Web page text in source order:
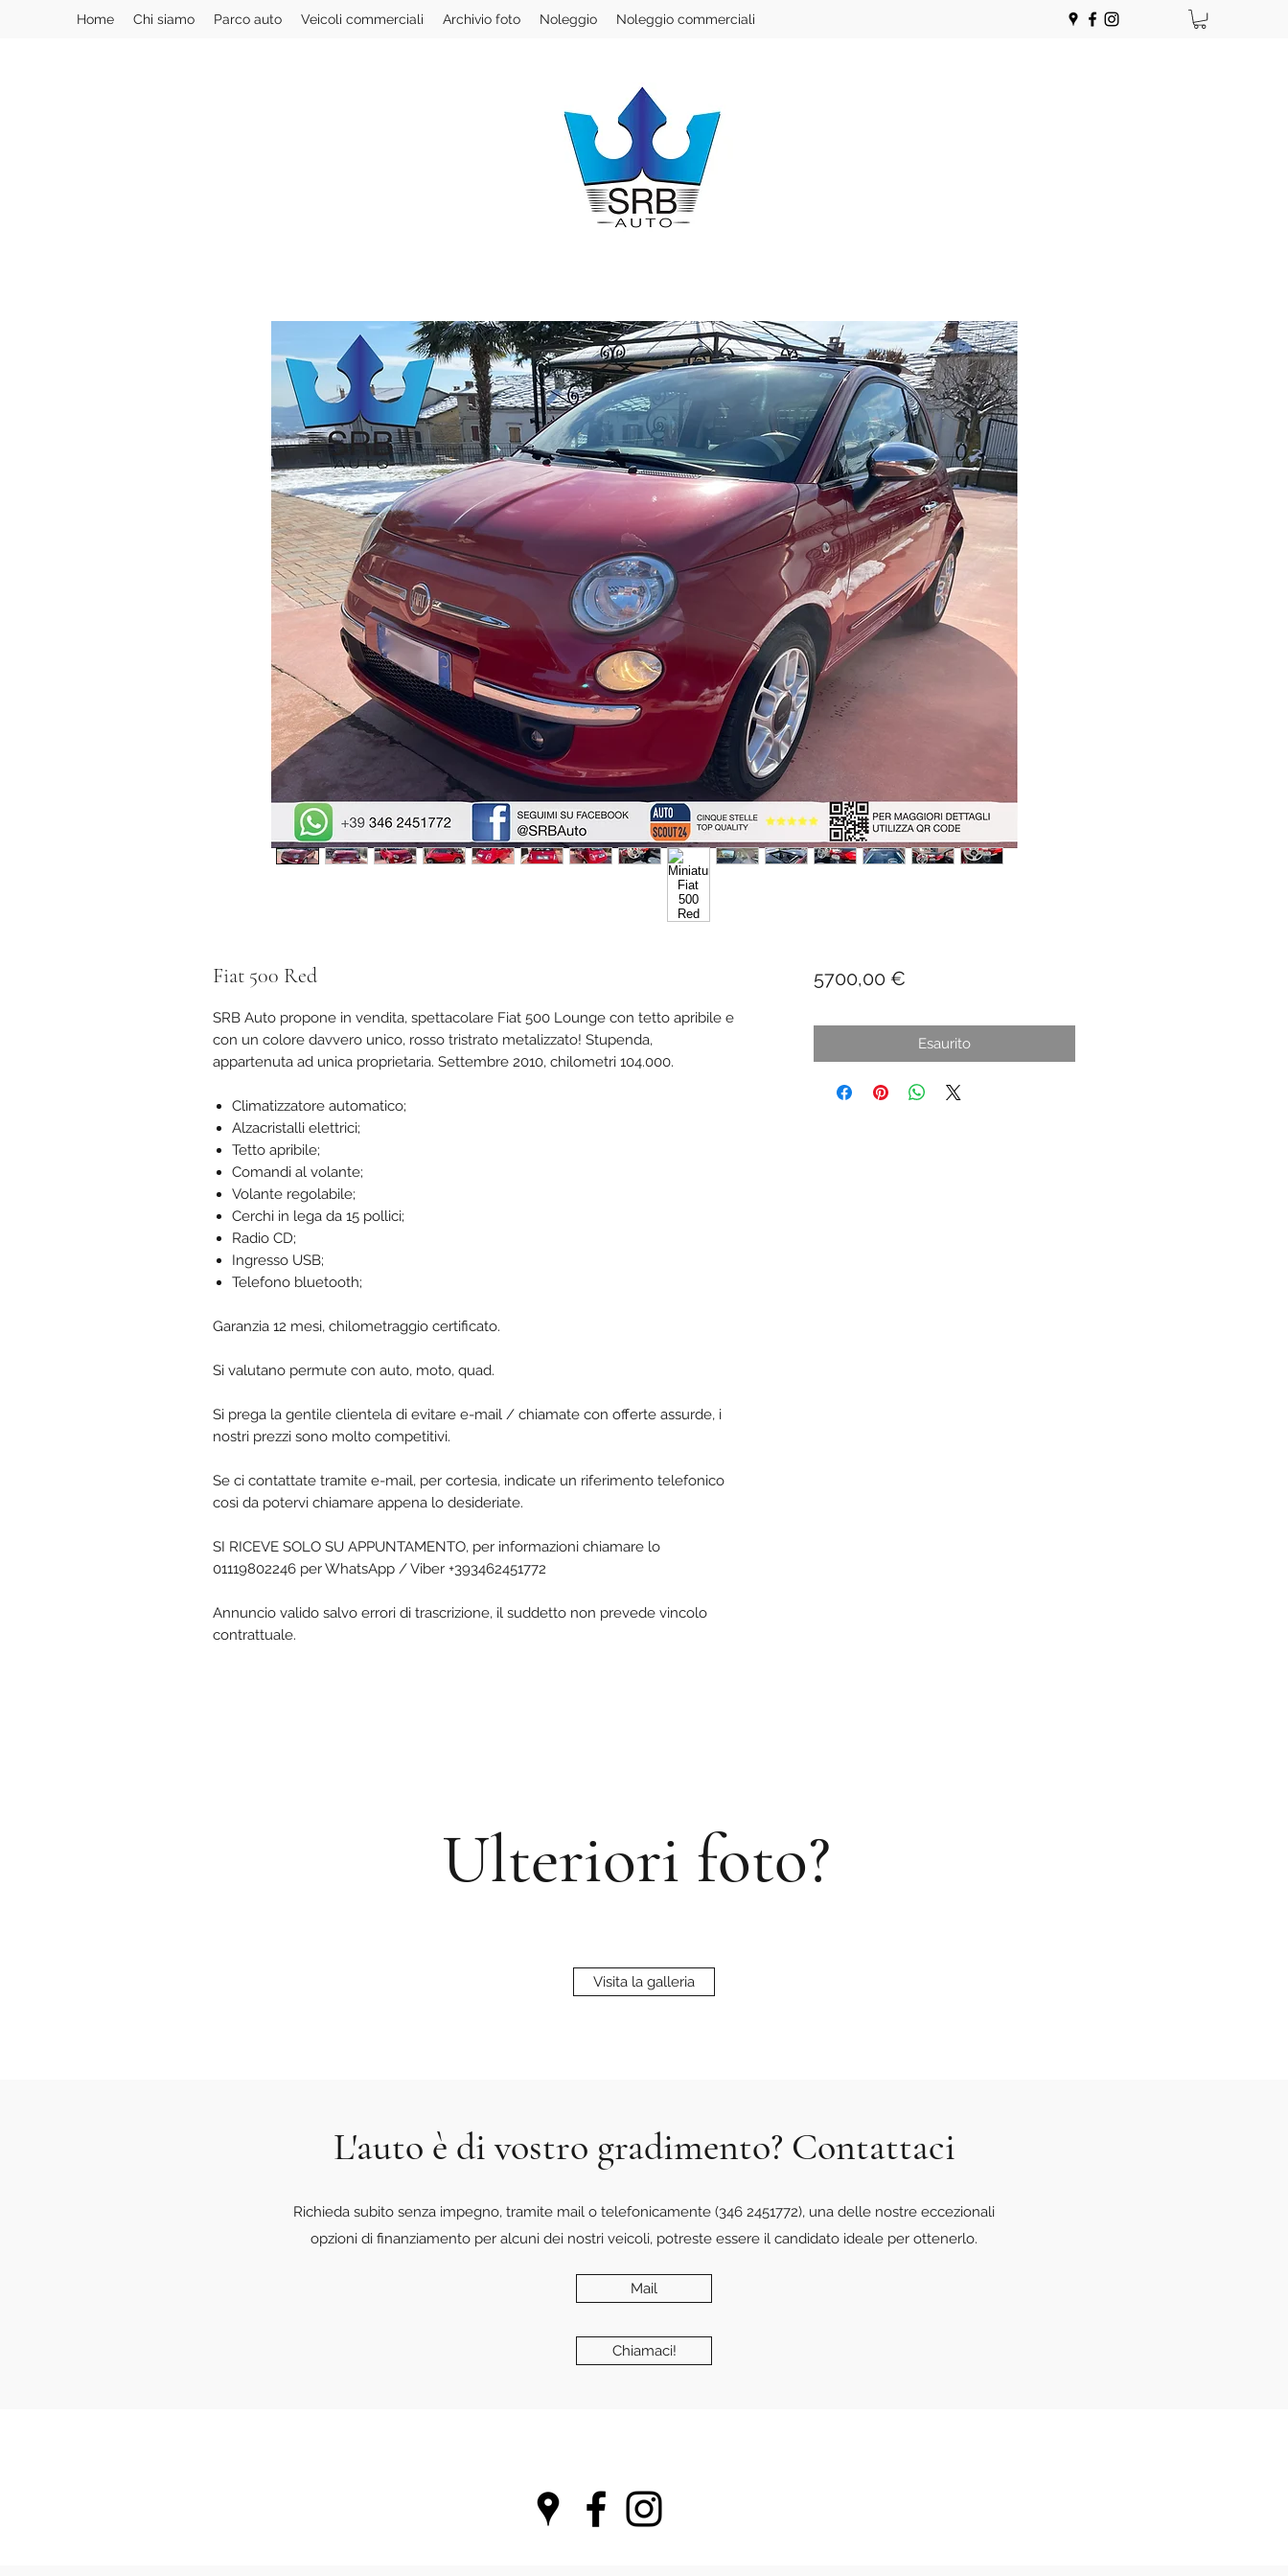
Home Chi siamo Parco auto Veicoli commerciali Archivio foto Noleggio Noleggio commerciali
Fiat 500 Red
SRB Auto propone in vendita, spettacolare Fiat 500 Lounge con tetto apribile e
con un colore davvero unico, rosso tristrato metalizzato! Stupenda,
appartenuta ad unica proprietaria. Settembre 2010, chilometri 104.000.
Climatizzatore automatico;
Alzacristalli elettrici;
Tetto apribile;
Comandi al volante;
Volante regolabile;
Cerchi in lega da 15 pollici;
Radio CD;
Ingresso USB;
Telefono bluetooth;
Garanzia 12 mesi, chilometraggio certificato.
Si valutano permute con auto, moto, quad.
Si prega la gentile clientela di evitare e-mail / chiamate con offerte assurde, i
nostri prezzi sono molto competitivi.
Se ci contattate tramite e-mail, per cortesia, indicate un riferimento telefonico
così da potervi chiamare appena lo desideriate.
SI RICEVE SOLO SU APPUNTAMENTO, per informazioni chiamare lo
01119802246 per WhatsApp / Viber +393462451772
Annuncio valido salvo errori di trascrizione, il suddetto non prevede vincolo
contrattuale.
5700,00 €Prezzo
Esaurito
Ulteriori foto?
Visita la galleria
L'auto è di vostro gradimento? Contattaci
Richieda subito senza impegno, tramite mail o telefonicamente (346 2451772), una delle nostre eccezionali
opzioni di finanziamento per alcuni dei nostri veicoli, potreste essere il candidato ideale per ottenerlo.
Mail
Chiamaci!